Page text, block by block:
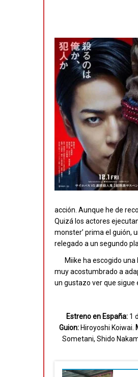
acción. Aunque he de
Quizá los actores
monster’ prima el guión,
relegado a un segundo
Miike ha escogido
muy acostumbrado a
un gustazo ver que
Estreno en España: 1
Guion: Hiroyoshi Koiwai.
Sometani, Shido